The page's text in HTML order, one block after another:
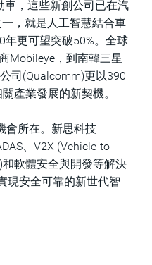
車，這些新創公司已在汽
，就是人工智慧結合車
年更可望突破50%。全球
Mobileye，到南韓三星
司(Qualcomm)更以390
產業發展的新契機。
會所在。新思科技
、V2X (Vehicle-to-
軟體安全與開發等解決
現安全可靠的新世代智